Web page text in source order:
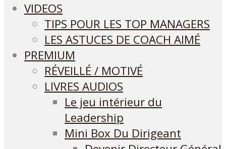
VIDEOS
TIPS POUR LES TOP MANAGERS
LES ASTUCES DE COACH AIMÉ
PREMIUM
RÉVEILLÉ / MOTIVÉ
LIVRES AUDIOS
Le jeu intérieur du
Leadership
Mini Box Du Dirigeant